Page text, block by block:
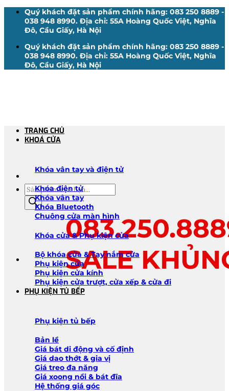
Quý khách đặt sản phẩm chính hãng: 083 250 8889 -
038 948 8990. Địa chỉ: 55A Hoàng Quốc Việt, Nghĩa
Đô, Cầu Giấy, Hà Nội
Quý khách đặt sản phẩm chính hãng: 083 250 8889 -
038 948 8990. Địa chỉ: 55A Hoàng Quốc Việt, Nghĩa
Đô, Cầu Giấy, Hà Nội
Tìm
kiếm
sản
phẩm
SALE
TRANG CHỦ
KHOÁ CỬA
Khóa vân tay và điện tử
Khóa điện tử
Khóa vân tay
Khóa Bluetooth
Chuông cửa màn hình
Khóa cửa & Phụ kiện cửa
Bộ khóa cửa & Tay nắm cửa
Phụ kiện cửa
Phụ kiện cửa kính
Phụ kiện cửa trượt, cửa xếp & cửa đi
PHỤ KIỆN TỦ BẾP
Phụ kiện tủ bếp
Bản lề
Giá bát di động và cố định
Giá dao thớt & gia vị
Giá treo đa năng
Giá xoong nồi & bát đĩa
Hệ thống giá góc